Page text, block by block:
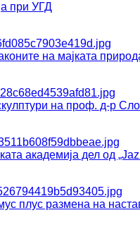
при УГД
на мајката
на проф. д-р
академија дел од
плус размена на